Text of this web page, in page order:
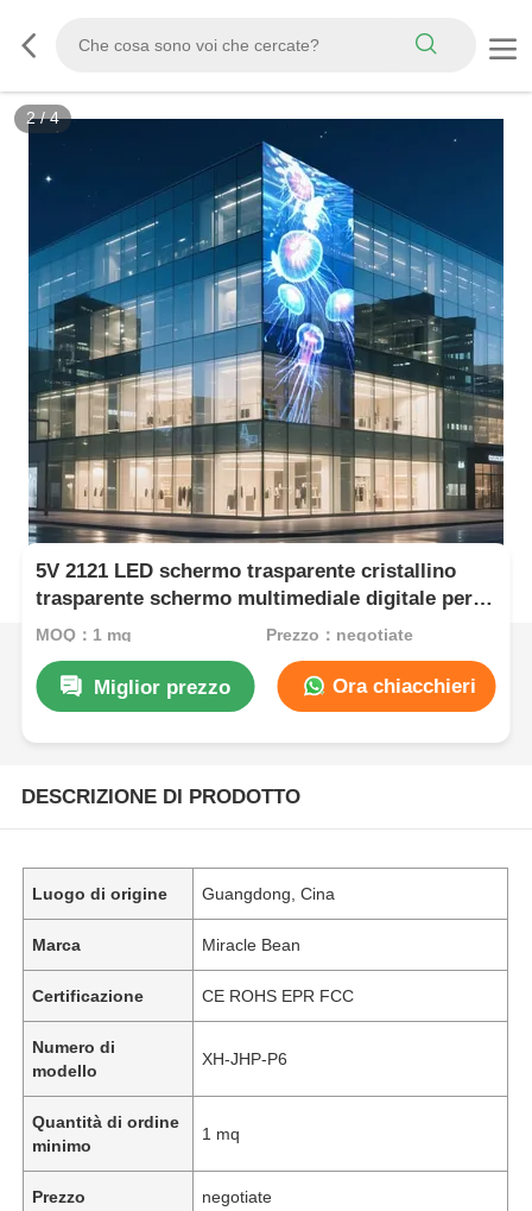
3/4
5V 2121 LED schermo trasparente cristallino
trasparente schermo multimediale digitale per il
commercio al dettaglio vetrina centro espositivo
MOQ：1 mq Prezzo：negotiate
Miglior prezzo Ora chiacchieri
DESCRIZIONE DI PRODOTTO
Luogo di origine Guangdong, Cina
Marca Miracle Bean
Certificazione CE ROHS EPR FCC
Numero di
modello
XH-JHP-P6
Quantità di ordine
minimo
1 mq
Prezzo negotiate